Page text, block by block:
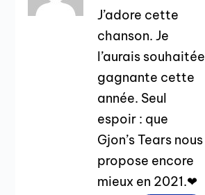
J’adore cette
chanson. Je
l’aurais souhaitée
gagnante cette
année. Seul
espoir : que
Gjon’s Tears nous
propose encore
mieux en 2021.❤